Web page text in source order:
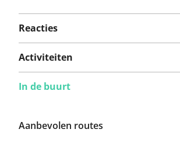
Reacties
Activiteiten
In de buurt
Aanbevolen routes